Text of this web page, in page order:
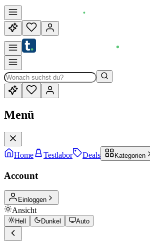
Menü
Home Testlabor Deals Kategorien
Account
Einloggen
Ansicht
Hell Dunkel Auto